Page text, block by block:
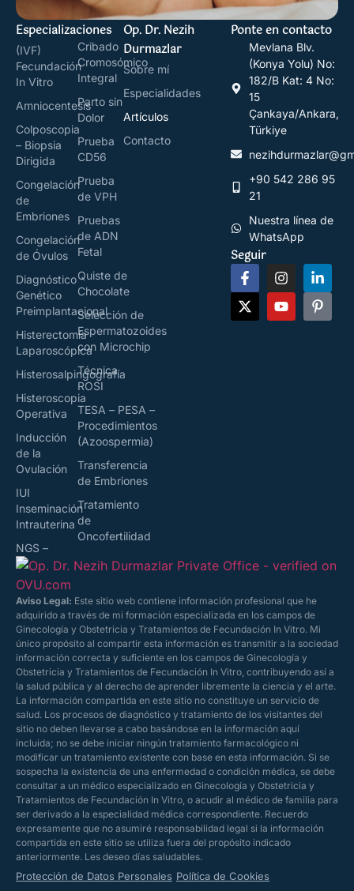
Op. Dr. Nezih
Durmazlar
Sobre mí
Especialidades
Artículos
Contacto
Especializaciones
(IVF)
Fecundación
In Vitro
Amniocentesis
Colposcopia
– Biopsia
Dirigida
Congelación
de
Embriones
Congelación
de Óvulos
Diagnóstico
Genético
Preimplantacional
Histerectomía
Laparoscópica
Histerosalpingografía
Histeroscopia
Operativa
Inducción
de la
Ovulación
IUI
Inseminación
Intrauterina
NGS –
Cribado
Cromosómico
Integral
Parto sin
Dolor
Prueba
CD56
Prueba
de VPH
Pruebas
de ADN
Fetal
Quiste de
Chocolate
Selección de
Espermatozoides
con Microchip
Técnica
ROSI
TESA – PESA –
Procedimientos
(Azoospermia)
Transferencia
de Embriones
Tratamiento
de
Oncofertilidad
Ponte en contacto
Mevlana Blv.
(Konya Yolu) No:
182/B Kat: 4 No:
15
Çankaya/Ankara,
Türkiye
+90 542 286 95
21
Nuestra línea de
WhatsApp
Seguir
Aviso Legal: Este sitio web contiene información profesional que he
adquirido a través de mi formación especializada en los campos de
Ginecología y Obstetricia y Tratamientos de Fecundación In Vitro. Mi
único propósito al compartir esta información es transmitir a la sociedad
información correcta y suficiente en los campos de Ginecología y
Obstetricia y Tratamientos de Fecundación In Vitro, contribuyendo así a
la salud pública y al derecho de aprender libremente la ciencia y el arte.
La información compartida en este sitio no constituye un servicio de
salud. Los procesos de diagnóstico y tratamiento de los visitantes del
sitio no deben llevarse a cabo basándose en la información aquí
incluida; no se debe iniciar ningún tratamiento farmacológico ni
modificar un tratamiento existente con base en esta información. Si se
sospecha la existencia de una enfermedad o condición médica, se debe
consultar a un médico especializado en Ginecología y Obstetricia y
Tratamientos de Fecundación In Vitro, o acudir al médico de familia para
ser derivado a la especialidad médica correspondiente. Recuerdo
expresamente que no asumiré responsabilidad legal si la información
compartida en este sitio se utiliza fuera del propósito indicado
anteriormente. Les deseo días saludables.
Protección de Datos Personales Política de Cookies